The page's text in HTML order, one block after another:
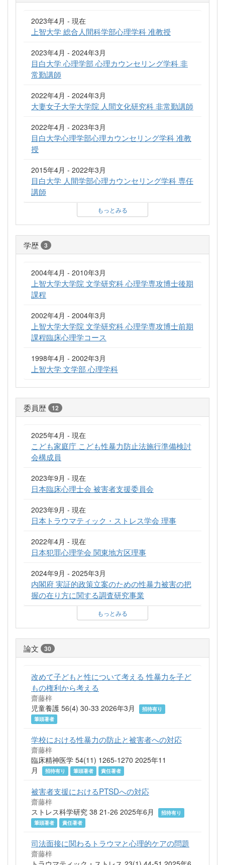
2023年4月 - 現在
上智大学 総合人間科学部心理学科 准教授
2023年4月 - 2024年3月
目白大学 心理学部 心理カウンセリング学科 非
常勤講師
2022年4月 - 2024年3月
大妻女子大学大学院 人間文化研究科 非常勤講師
2022年4月 - 2023年3月
目白大学心理学部心理カウンセリング学科 准教
授
2015年4月 - 2022年3月
目白大学 人間学部心理カウンセリング学科 専任
講師
もっとみる
学歴 3
2004年4月 - 2010年3月
上智大学大学院 文学研究科 心理学専攻博士後期
課程
2002年4月 - 2004年3月
上智大学大学院 文学研究科 心理学専攻博士前期
課程臨床心理学コース
1998年4月 - 2002年3月
上智大学 文学部 心理学科
委員歴 12
2025年4月 - 現在
こども家庭庁 こども性暴力防止法施行準備検討
会構成員
2023年9月 - 現在
日本臨床心理士会 被害者支援委員会
2023年9月 - 現在
日本トラウマティック・ストレス学会 理事
2022年4月 - 現在
日本犯罪心理学会 関東地方区理事
2024年9月 - 2025年3月
内閣府 実証的政策立案のための性暴力被害の把
握の在り方に関する調査研究事業
もっとみる
論文 30
改めて子どもと性について考える 性暴力を子ど
もの権利から考える
齋藤梓
児童養護 56(4) 30-33 2026年3月
招待有り
筆頭著者
学校における性暴力の防止と被害者への対応
齋藤梓
臨床精神医学 54(11) 1265-1270 2025年11
月
招待有り 筆頭著者 責任著者
被害者支援におけるPTSDへの対応
齋藤梓
ストレス科学研究 38 21-26 2025年6月
招待有り
筆頭著者
責任著者
司法面接に関わるトラウマと心理的ケアの問題
齋藤梓